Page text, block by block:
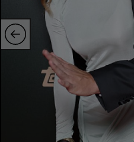
Alte sporturi
JO 2024
JO 2026